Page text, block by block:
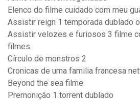
Elenco do filme cuidado com meu
Assistir reign 1 temporada dublado
Assistir velozes e furiosos 3 filme
filmes
Círculo de monstros 2
Cronicas de uma familia francesa
Beyond the sea filme
Premonição 1 torrent dublado